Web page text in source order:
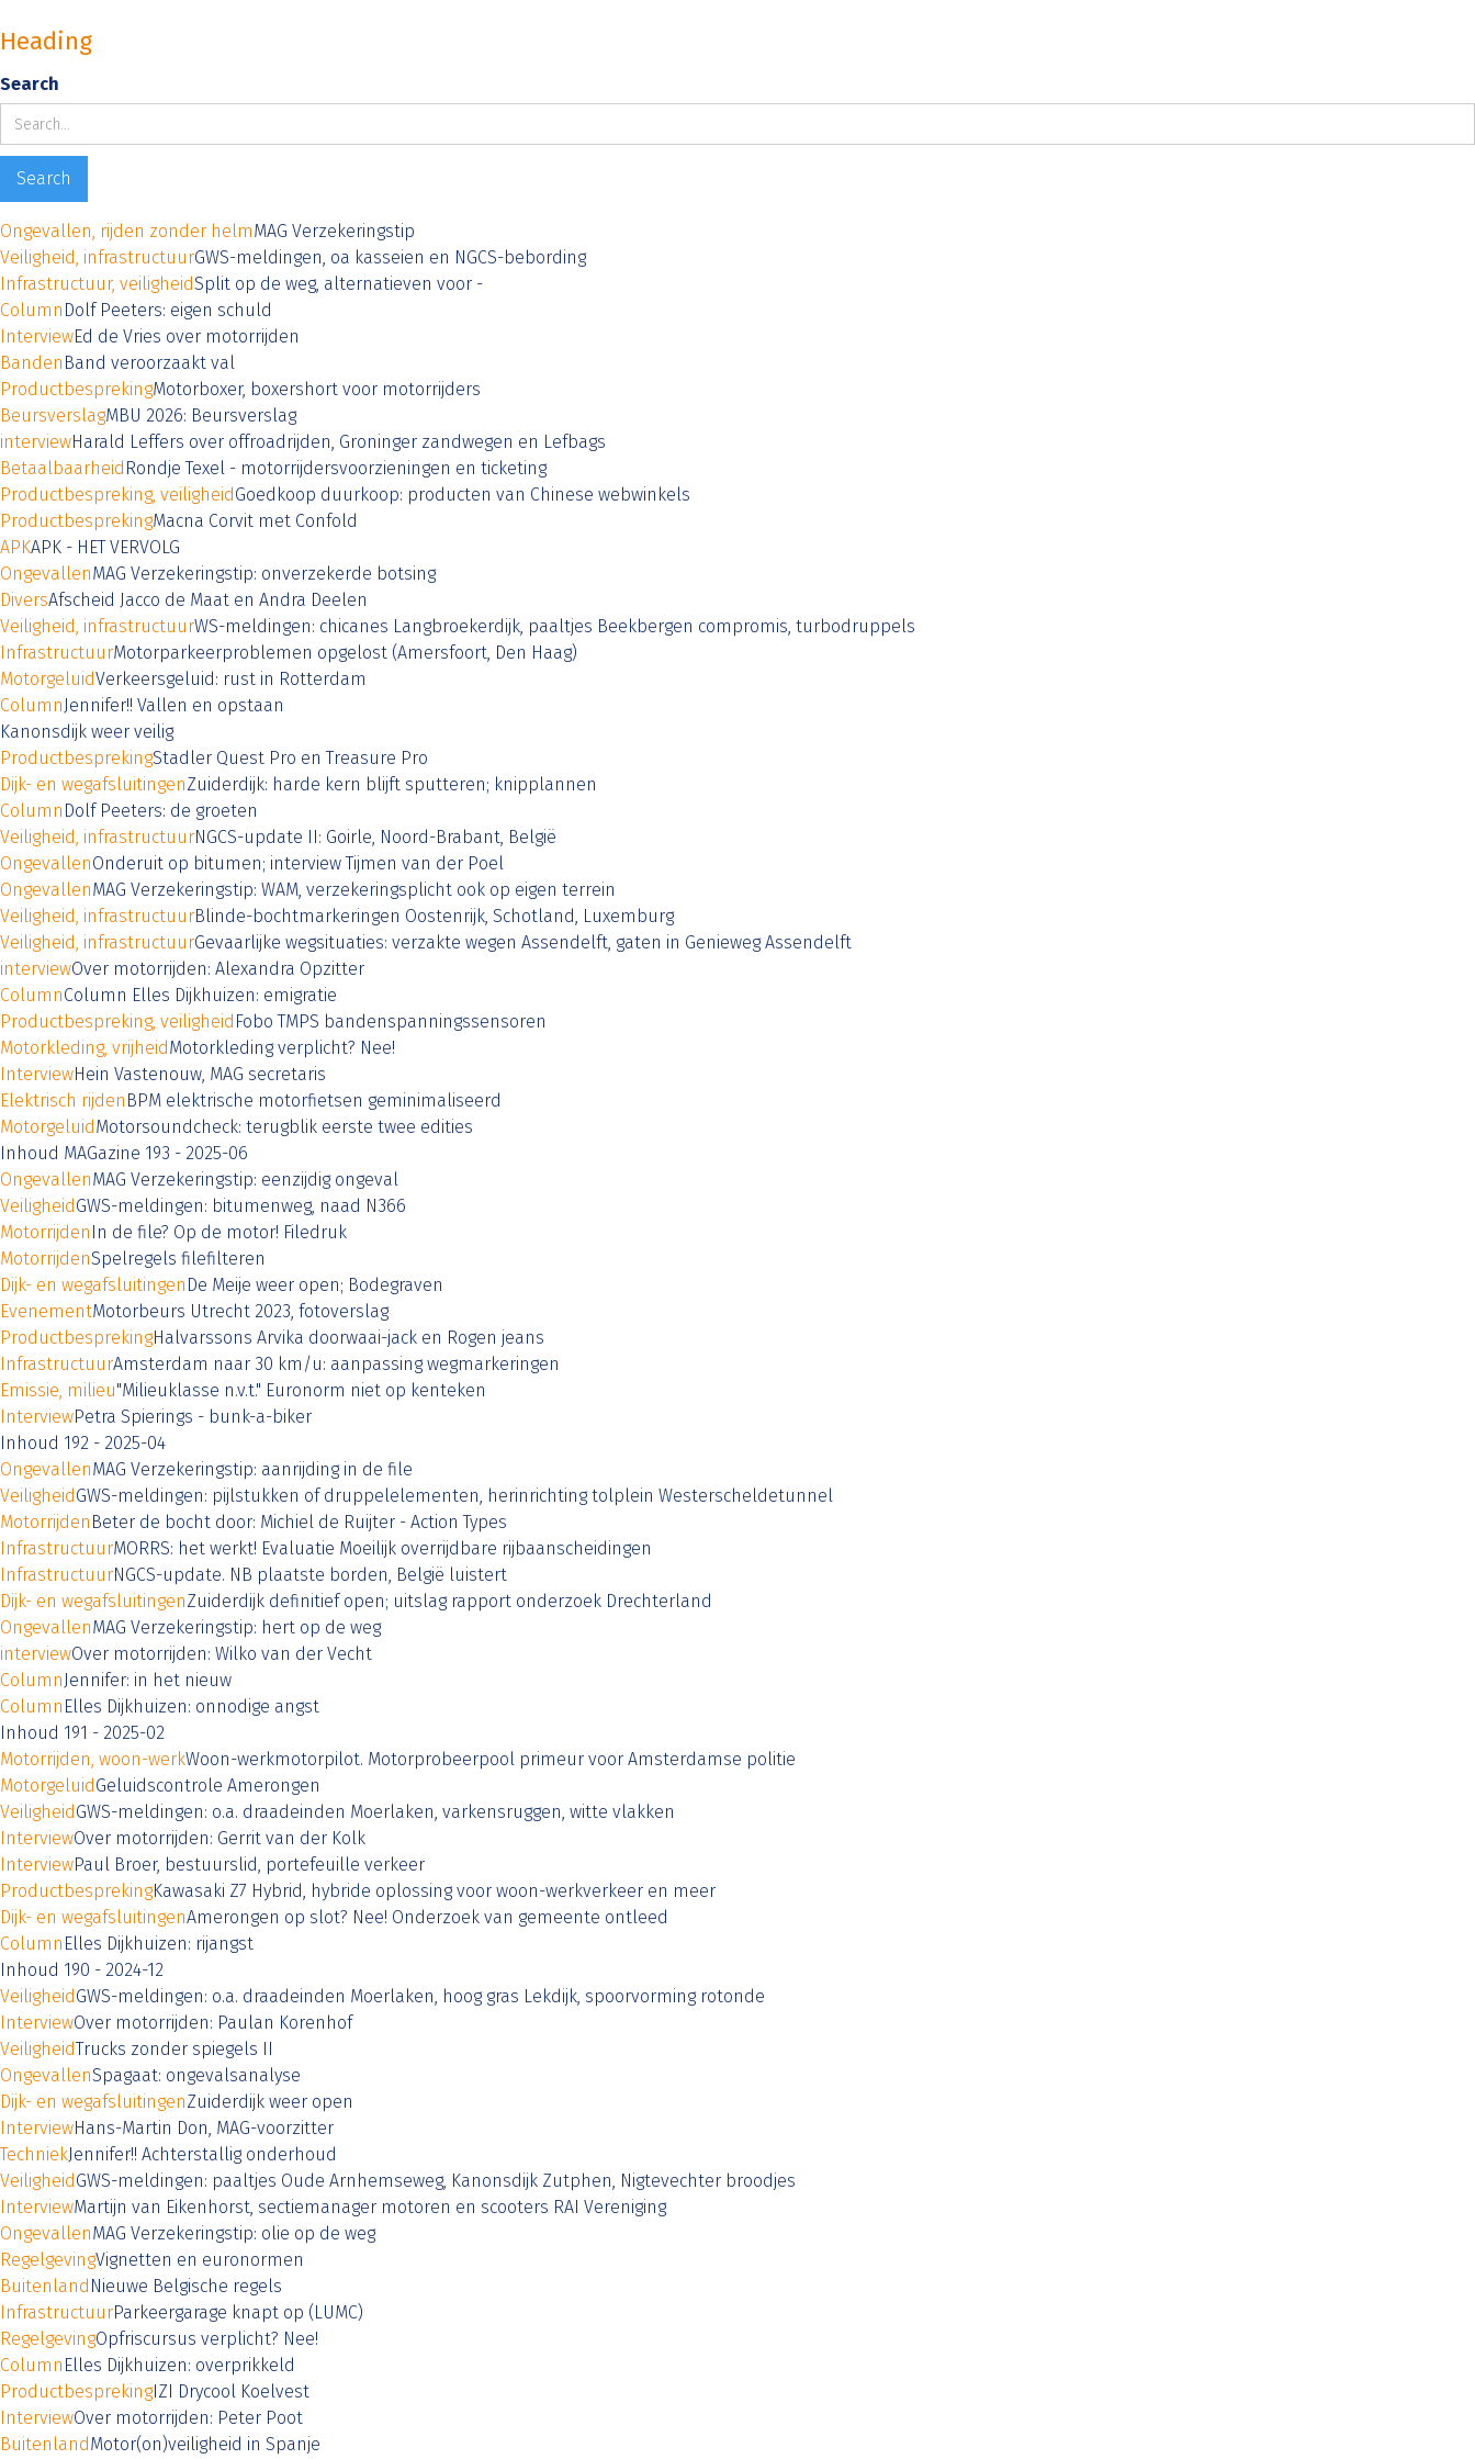
Heading
Search
Ongevallen, rijden zonder helmMAG Verzekeringstip
Veiligheid, infrastructuurGWS-meldingen, oa kasseien en NGCS-bebording
Infrastructuur, veiligheidSplit op de weg, alternatieven voor -
Column Dolf Peeters: eigen schuld
InterviewEd de Vries over motorrijden
Banden Band veroorzaakt val
ProductbesprekingMotorboxer, boxershort voor motorrijders
BeursverslagMBU 2026: Beursverslag
interviewHarald Leffers over offroadrijden, Groninger zandwegen en Lefbags
Betaalbaarheid Rondje Texel - motorrijdersvoorzieningen en ticketing
Productbespreking, veiligheidGoedkoop duurkoop: producten van Chinese webwinkels
ProductbesprekingMacna Corvit met Confold
APKAPK - HET VERVOLG
OngevallenMAG Verzekeringstip: onverzekerde botsing
DiversAfscheid Jacco de Maat en Andra Deelen
Veiligheid, infrastructuurWS-meldingen: chicanes Langbroekerdijk, paaltjes Beekbergen compromis, turbodruppels
InfrastructuurMotorparkeerproblemen opgelost (Amersfoort, Den Haag)
MotorgeluidVerkeersgeluid: rust in Rotterdam
ColumnJennifer!! Vallen en opstaan
Kanonsdijk weer veilig
ProductbesprekingStadler Quest Pro en Treasure Pro
Dijk- en wegafsluitingenZuiderdijk: harde kern blijft sputteren; knipplannen
Column Dolf Peeters: de groeten
Veiligheid, infrastructuurNGCS-update II: Goirle, Noord-Brabant, België
OngevallenOnderuit op bitumen; interview Tijmen van der Poel
OngevallenMAG Verzekeringstip: WAM, verzekeringsplicht ook op eigen terrein
Veiligheid, infrastructuurBlinde-bochtmarkeringen Oostenrijk, Schotland, Luxemburg
Veiligheid, infrastructuurGevaarlijke wegsituaties: verzakte wegen Assendelft, gaten in Genieweg Assendelft
interviewOver motorrijden: Alexandra Opzitter
ColumnColumn Elles Dijkhuizen: emigratie
Productbespreking, veiligheid Fobo TMPS bandenspanningssensoren
Motorkleding, vrijheidMotorkleding verplicht? Nee!
InterviewHein Vastenouw, MAG secretaris
Elektrisch rijden BPM elektrische motorfietsen geminimaliseerd
MotorgeluidMotorsoundcheck: terugblik eerste twee edities
Inhoud MAGazine 193 - 2025-06
OngevallenMAG Verzekeringstip: eenzijdig ongeval
VeiligheidGWS-meldingen: bitumenweg, naad N366
Motorrijden In de file? Op de motor! Filedruk
MotorrijdenSpelregels filefilteren
Dijk- en wegafsluitingen De Meije weer open; Bodegraven
EvenementMotorbeurs Utrecht 2023, fotoverslag
ProductbesprekingHalvarssons Arvika doorwaai-jack en Rogen jeans
InfrastructuurAmsterdam naar 30 km/u: aanpassing wegmarkeringen
Emissie, milieu"Milieuklasse n.v.t." Euronorm niet op kenteken
InterviewPetra Spierings - bunk-a-biker
Inhoud 192 - 2025-04
OngevallenMAG Verzekeringstip: aanrijding in de file
VeiligheidGWS-meldingen: pijlstukken of druppelelementen, herinrichting tolplein Westerscheldetunnel
Motorrijden Beter de bocht door: Michiel de Ruijter - Action Types
InfrastructuurMORRS: het werkt! Evaluatie Moeilijk overrijdbare rijbaanscheidingen
InfrastructuurNGCS-update. NB plaatste borden, België luistert
Dijk- en wegafsluitingenZuiderdijk definitief open; uitslag rapport onderzoek Drechterland
OngevallenMAG Verzekeringstip: hert op de weg
interviewOver motorrijden: Wilko van der Vecht
ColumnJennifer: in het nieuw
Column Elles Dijkhuizen: onnodige angst
Inhoud 191 - 2025-02
Motorrijden, woon-werkWoon-werkmotorpilot. Motorprobeerpool primeur voor Amsterdamse politie
MotorgeluidGeluidscontrole Amerongen
VeiligheidGWS-meldingen: o.a. draadeinden Moerlaken, varkensruggen, witte vlakken
InterviewOver motorrijden: Gerrit van der Kolk
InterviewPaul Broer, bestuurslid, portefeuille verkeer
ProductbesprekingKawasaki Z7 Hybrid, hybride oplossing voor woon-werkverkeer en meer
Dijk- en wegafsluitingenAmerongen op slot? Nee! Onderzoek van gemeente ontleed
Column Elles Dijkhuizen: rijangst
Inhoud 190 - 2024-12
VeiligheidGWS-meldingen: o.a. draadeinden Moerlaken, hoog gras Lekdijk, spoorvorming rotonde
InterviewOver motorrijden: Paulan Korenhof
VeiligheidTrucks zonder spiegels II
OngevallenSpagaat: ongevalsanalyse
Dijk- en wegafsluitingenZuiderdijk weer open
InterviewHans-Martin Don, MAG-voorzitter
TechniekJennifer!! Achterstallig onderhoud
VeiligheidGWS-meldingen: paaltjes Oude Arnhemseweg, Kanonsdijk Zutphen, Nigtevechter broodjes
InterviewMartijn van Eikenhorst, sectiemanager motoren en scooters RAI Vereniging
OngevallenMAG Verzekeringstip: olie op de weg
RegelgevingVignetten en euronormen
Buitenland Nieuwe Belgische regels
InfrastructuurParkeergarage knapt op (LUMC)
RegelgevingOpfriscursus verplicht? Nee!
Column Elles Dijkhuizen: overprikkeld
ProductbesprekingIZI Drycool Koelvest
InterviewOver motorrijden: Peter Poot
BuitenlandMotor(on)veiligheid in Spanje